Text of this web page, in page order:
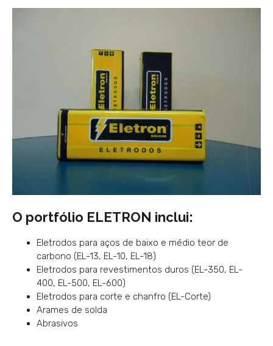
O portfólio ELETRON inclui:
Eletrodos para aços de baixo e médio teor de
carbono (EL-13, EL-10, EL-18)
Eletrodos para revestimentos duros (EL-350, EL-
400, EL-500, EL-600)
Eletrodos para corte e chanfro (EL-Corte)
Arames de solda
Abrasivos